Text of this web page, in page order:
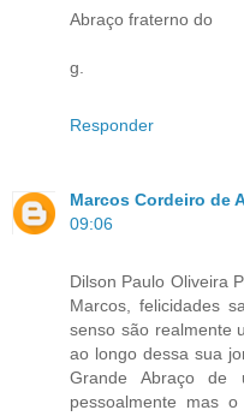
Abraço fraterno do
g.
Responder
Marcos Cordeiro de
09:06
Dilson Paulo Oliveira
Marcos, felicidades
senso são realmente
ao longo dessa sua
Grande Abraço de
pessoalmente mas